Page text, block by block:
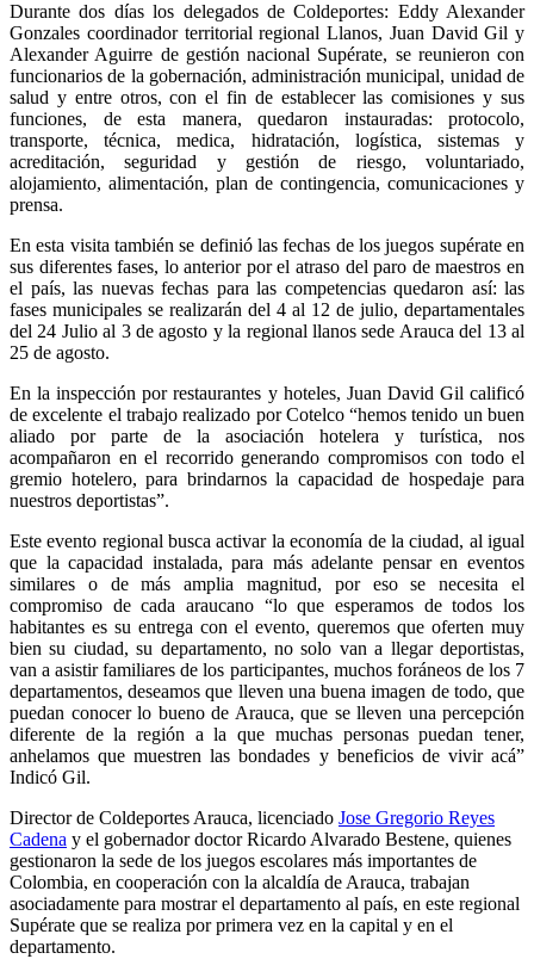
Durante dos días los delegados de Coldeportes: Eddy Alexander
Gonzales coordinador territorial regional Llanos, Juan David Gil y
Alexander Aguirre de gestión nacional Supérate, se reunieron con
funcionarios de la gobernación, administración municipal, unidad de
salud y entre otros, con el fin de establecer las comisiones y sus
funciones, de esta manera, quedaron instauradas: protocolo,
transporte, técnica, medica, hidratación, logística, sistemas y
acreditación, seguridad y gestión de riesgo, voluntariado,
alojamiento, alimentación, plan de contingencia, comunicaciones y
prensa.
En esta visita también se definió las fechas de los juegos supérate en
sus diferentes fases, lo anterior por el atraso del paro de maestros en
el país, las nuevas fechas para las competencias quedaron así: las
fases municipales se realizarán del 4 al 12 de julio, departamentales
del 24 Julio al 3 de agosto y la regional llanos sede Arauca del 13 al
25 de agosto.
En la inspección por restaurantes y hoteles, Juan David Gil calificó
de excelente el trabajo realizado por Cotelco “hemos tenido un buen
aliado por parte de la asociación hotelera y turística, nos
acompañaron en el recorrido generando compromisos con todo el
gremio hotelero, para brindarnos la capacidad de hospedaje para
nuestros deportistas”.
Este evento regional busca activar la economía de la ciudad, al igual
que la capacidad instalada, para más adelante pensar en eventos
similares o de más amplia magnitud, por eso se necesita el
compromiso de cada araucano “lo que esperamos de todos los
habitantes es su entrega con el evento, queremos que oferten muy
bien su ciudad, su departamento, no solo van a llegar deportistas,
van a asistir familiares de los participantes, muchos foráneos de los 7
departamentos, deseamos que lleven una buena imagen de todo, que
puedan conocer lo bueno de Arauca, que se lleven una percepción
diferente de la región a la que muchas personas puedan tener,
anhelamos que muestren las bondades y beneficios de vivir acá”
Indicó Gil.
Director de Coldeportes Arauca, licenciado Jose Gregorio Reyes
Cadena y el gobernador doctor Ricardo Alvarado Bestene, quienes
gestionaron la sede de los juegos escolares más importantes de
Colombia, en cooperación con la alcaldía de Arauca, trabajan
asociadamente para mostrar el departamento al país, en este regional
Supérate que se realiza por primera vez en la capital y en el
departamento.